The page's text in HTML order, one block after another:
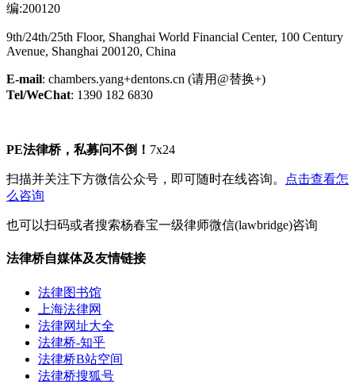
编:200120
9th/24th/25th Floor, Shanghai World Financial Center, 100 Century
Avenue, Shanghai 200120, China
E-mail: chambers.yang+dentons.cn (请用@替换+)
Tel/WeChat: 1390 182 6830
PE法律桥，私募问不倒！ 7x24
扫描并关注下方微信公众号，即可随时在线咨询。
点击查看怎
么咨询
也可以扫码或者搜索杨春宝一级律师微信(lawbridge)咨询
法律桥自媒体及友情链接
法律图书馆
上海法律网
法律网址大全
法律桥-知乎
法律桥B站空间
法律桥搜狐号